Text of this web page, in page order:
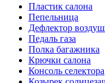
Пластик салона
Пепельница
Дефлектор
Педаль газа
Полка багажника
Крючки салона
Консоль селектора